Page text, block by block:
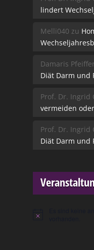
lindert
Melli040 zu
Damaris
Diät Darm und
Prof. Dr. Ingrid
vermeiden
Prof. Dr. Ingrid
Diät Darm und
Hinweis